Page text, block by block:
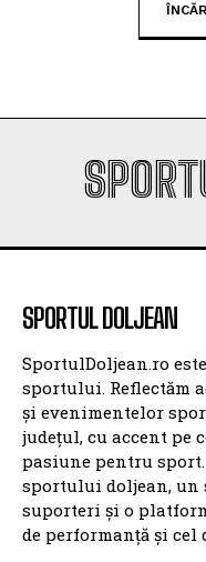
SPORTUL DOLJEAN
SportulDoljean.ro
sportului. Reflectăm
și evenimentelor
județul, cu accent pe
pasiune pentru
sportului doljean, un
suporteri și o
de performanță și cel